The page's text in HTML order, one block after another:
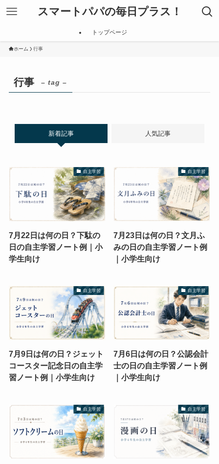
スマートパパの毎日プラス！
トップページ
ホーム 行事
行事 – tag –
新着記事 人気記事
自主学習
7月22日は何の日？下駄の
日の自主学習ノート例｜小
学生向け
自主学習
7月23日は何の日？文月ふ
みの日の自主学習ノート例
｜小学生向け
自主学習
7月9日は何の日？ジェット
コースター記念日の自主学
習ノート例｜小学生向け
自主学習
7月6日は何の日？公認会計
士の日の自主学習ノート例
｜小学生向け
自主学習 自主学習